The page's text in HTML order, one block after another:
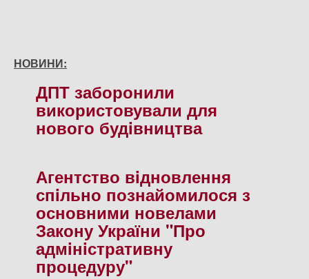
НОВИНИ:
ДПТ заборонили
використовували для
нового будiвництва
Агентство вiдновлення
спiльно познайомилося з
основними новелами
Закону України "Про
адмiнiстративну
процедуру"